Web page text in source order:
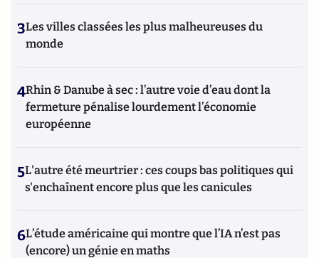
3Les villes classées les plus malheureuses du
monde
4Rhin & Danube à sec : l’autre voie d’eau dont la
fermeture pénalise lourdement l’économie
européenne
5L'autre été meurtrier : ces coups bas politiques qui
s'enchaînent encore plus que les canicules
6L’étude américaine qui montre que l’IA n’est pas
(encore) un génie en maths